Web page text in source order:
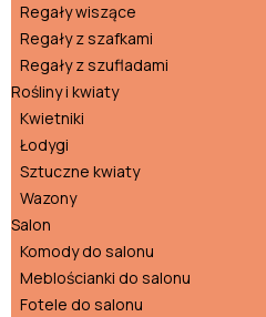
Regały wiszące
Regały z szafkami
Regały z szufladami
Rośliny i kwiaty
Kwietniki
Łodygi
Sztuczne kwiaty
Wazony
Salon
Komody do salonu
Meblościanki do salonu
Fotele do salonu